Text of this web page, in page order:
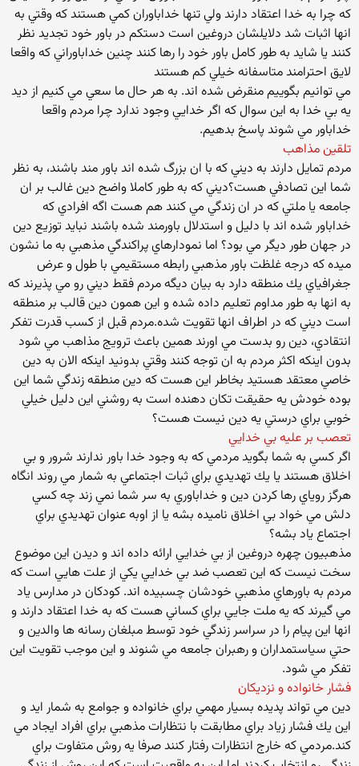
كه چرا به خدا اعتقاد دارند ولي تنها خداباوران كمي هستند كه وقتي به
انها اثبات شد دلايلشان دروغين است دستكم در باور خود تجديد نظر
كنند يا شايد به طور كامل باور خود را رها كنند چنين خداباوراني كه واقعا
لايق احترامند متاسفانه خيلي كم هستند
مي توانيم بگوييم منقرض شده اند. به هر حال ما سعي مي كنيم از ديد
يه بي خدا به اين سوال كه اگر خدايي وجود ندارد چرا مردم واقعا
خداباور مي شوند پاسخ بدهيم.
تلقين مذاهب
مردم تمايل دارند به ديني كه با ان بزرگ شده اند باور مند باشند، به نظر
شما اين تصادفي هست؟ديني كه به طور كاملا واضح دين غالب بر ان
جامعه يا ملتي كه در ان زندگي مي كنند هم هست اگه افرادي كه
خداباور شده اند با دليل و استدلال باورمند شده باشند نبايد توزيع دين
در جهان طور ديگر مي بود؟ اما نمودارهاي پراكندگي مذهبي به ما نشون
ميده كه درجه غلظت باور مذهبي رابطه مستقيمي با طول و عرض
جغرافياي يك منطقه دارد به بيان ديگه مردم فقط ديني رو مي پذيرند كه
به انها به طور مداوم تعليم داده شده و اين همون دين قالب بر منطقه
است ديني كه در اطراف انها تقويت شده.مردم قبل از كسب قدرت تفكر
انتقادي، دين رو بدست مي اورند همين باعث ترويج مذاهب مي شود
بدون اينكه اكثر مردم به ان توجه كنند وقتي بدونيد اينكه الان به دين
خاصي معتقد هستيد بخاطر اين هست كه دين منطقه زندگي شما اين
بوده خودش يه حقيقت تكان دهنده است به روشني اين دليل خيلي
خوبي براي درستي يه دين نيست هست؟
تعصب بر عليه بي خدايي
اگر كسي به شما بگويد مردمي كه به وجود خدا باور ندارند شرور و بي
اخلاق هستند يا يك تهديدي براي ثبات اجتماعي به شمار مي روند انگاه
هرگز روياي رها كردن دين و خداباوري به سر شما نمي زند چه كسي
دلش مي خواد بي اخلاق ناميده بشه يا از اوبه عنوان تهديدي براي
اجتماع ياد بشه؟
مذهبيون چهره دروغين از بي خدايي ارائه داده اند و ديدن اين موضوع
سخت نيست كه اين تعصب ضد بي خدايي يكي از علت هايي است كه
مردم به باورهاي مذهبي خودشان چسبيده اند. كودكان در مدارس ياد
مي گيرند كه يه ملت جايي براي كساني هست كه به خدا اعتقاد دارند و
انها اين پيام را در سراسر زندگي خود توسط مبلغان رسانه ها والدين و
حتي سياستمداران و رهبران جامعه مي شنوند و اين موجب تقويت اين
تفكر مي شود.
فشار خانواده و نزديكان
دين مي تواند پديده بسيار مهمي براي خانواده و جوامع به شمار ايد و
اين يك فشار زياد براي مطابقت با نتظارات مذهبي براي افراد ايجاد مي
كند.مردمي كه خارج انتظارات رفتار كنند صرفا يه روش متفاوت براي